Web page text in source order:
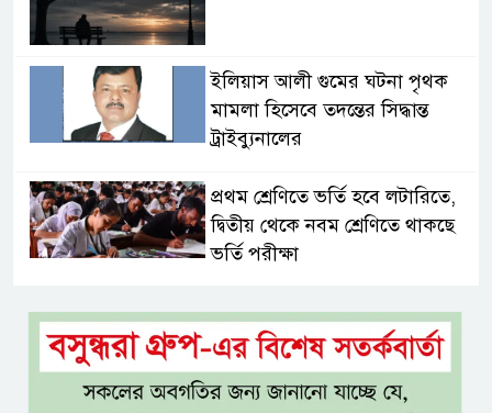
ইলিয়াস আলী গুমের ঘটনা পৃথক
মামলা হিসেবে তদন্তের সিদ্ধান্ত
ট্রাইব্যুনালের
প্রথম শ্রেণিতে ভর্তি হবে লটারিতে,
দ্বিতীয় থেকে নবম শ্রেণিতে থাকছে
ভর্তি পরীক্ষা
৫ শতাংশ মজুরি বৃদ্ধি প্রত্যাখ্যান,
নতুন মজুরি বোর্ড গঠনের দাবি চা
শ্রমিক ইউনিয়নের